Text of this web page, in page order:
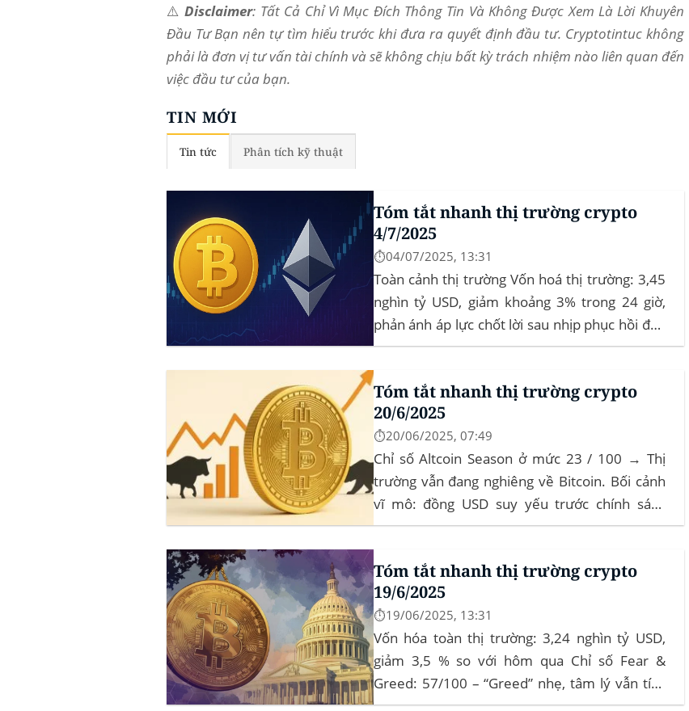
⚠️Disclaimer: Tất Cả Chỉ Vì Mục Đích Thông Tin Và Không Được Xem Là Lời Khuyên
Đầu Tư Bạn nên tự tìm hiểu trước khi đưa ra quyết định đầu tư. Cryptotintuc không
phải là đơn vị tư vấn tài chính và sẽ không chịu bất kỳ trách nhiệm nào liên quan đến
việc đầu tư của bạn.
TIN MỚI
Tin tức Phân tích kỹ thuật
Tóm tắt nhanh thị trường crypto
4/7/2025
⏱️04/07/2025, 13:31
Toàn cảnh thị trường Vốn hoá thị trường: 3,45
nghìn tỷ USD, giảm khoảng 3% trong 24 giờ,
phản ánh áp lực chốt lời sau nhịp phục hồi đầu
tháng‍ Bitcoin dominance: ở mức 63%, giữ
vững vai trò dẫn dắt khi altcoin điều chỉnh nhẹ.
Tin tức nổi bật...
Tóm tắt nhanh thị trường crypto
20/6/2025
⏱️20/06/2025, 07:49
Chỉ số Altcoin Season ở mức 23 / 100 → Thị
trường vẫn đang nghiêng về Bitcoin. Bối cảnh
vĩ mô: đồng USD suy yếu trước chính sách
“Trumponomics”, nhà đầu tư tìm đến vàng và
crypto như “nơi trú ẩn” mới. Sự kiện Chi tiết
Hack 100 triệu USD...
Tóm tắt nhanh thị trường crypto
19/6/2025
⏱️19/06/2025, 13:31
Vốn hóa toàn thị trường: 3,24 nghìn tỷ USD,
giảm 3,5 % so với hôm qua Chỉ số Fear &
Greed: 57/100 – “Greed” nhẹ, tâm lý vẫn tích
cực Xu hướng: BTC giữ vững 104 k USD sẽ